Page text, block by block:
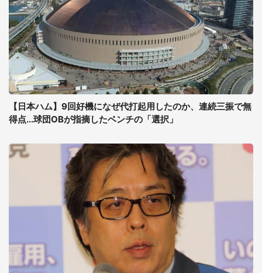
【日本ハム】9回好機になぜ代打起用したのか、連続三振で無
得点...球団OBが指摘したベンチの「選択」